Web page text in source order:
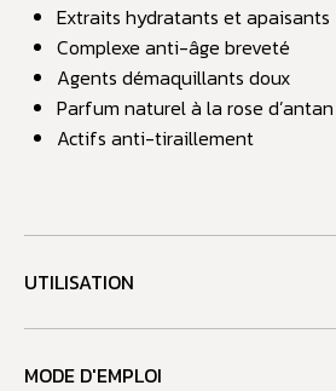
Extraits hydratants et apaisants
Complexe anti-âge breveté
Agents démaquillants doux
Parfum naturel à la rose d’antan
Actifs anti-tiraillement
UTILISATION
MODE D'EMPLOI